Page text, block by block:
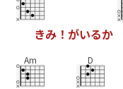
きみ！ がいるか
Am D